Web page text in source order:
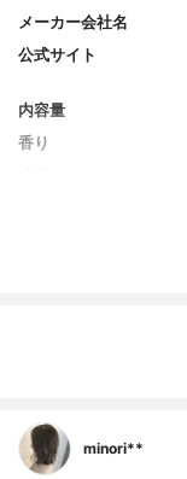
メーカー会社名
公式サイト
内容量
香り
minori**